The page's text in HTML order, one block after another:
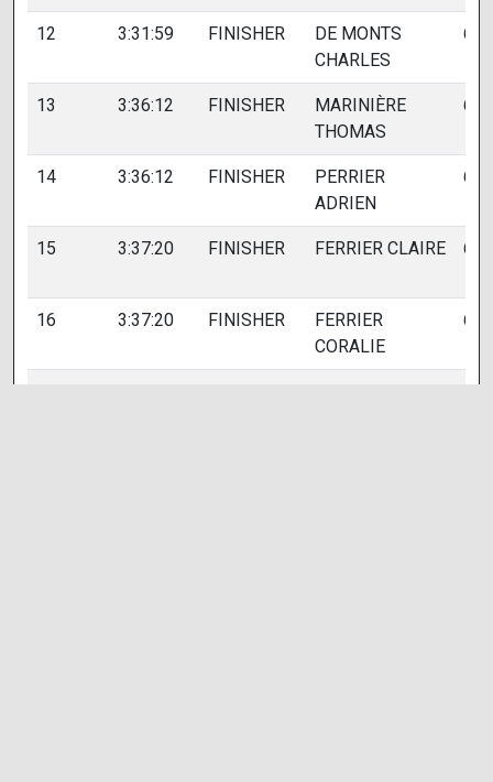
12 3:31:59 FINISHER
DE MONTS
CHARLES
643
13 3:36:12 FINISHER
MARINIÈRE
THOMAS
630
14 3:36:12 FINISHER
PERRIER
ADRIEN
631
15 3:37:20 FINISHER FERRIER CLAIRE 626
16 3:37:20 FINISHER
FERRIER
CORALIE
627
635